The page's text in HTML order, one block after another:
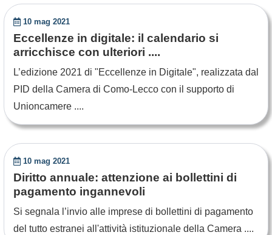
10 mag 2021
Eccellenze in digitale: il calendario si
arricchisce con ulteriori ....
L’edizione 2021 di "Eccellenze in Digitale", realizzata dal
PID della Camera di Como-Lecco con il supporto di
Unioncamere ....
10 mag 2021
Diritto annuale: attenzione ai bollettini di
pagamento ingannevoli
Si segnala l’invio alle imprese di bollettini di pagamento
del tutto estranei all'attività istituzionale della Camera ....